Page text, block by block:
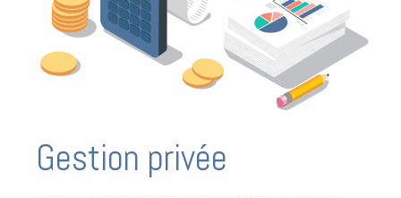
Gestion privée